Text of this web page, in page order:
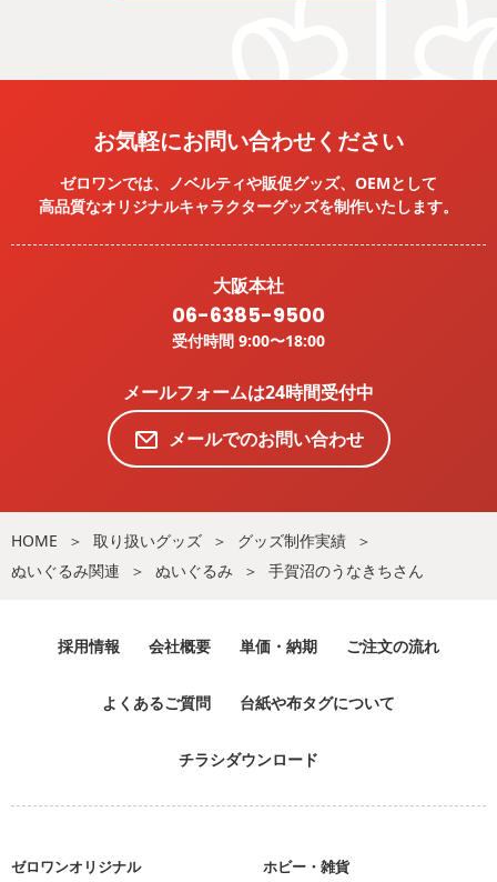
お気軽にお問い合わせください
ゼロワンでは、ノベルティや販促グッズ、OEMとして
高品質なオリジナルキャラクターグッズを制作いたします。
大阪本社
06-6385-9500
受付時間 9:00〜18:00
メールフォームは24時間受付中
メールでのお問い合わせ
HOME 取り扱いグッズ
グッズ制作実績
ぬいぐるみ関連
ぬいぐるみ 手賀沼のうなきちさん
採用情報 会社概要 単価・納期 ご注文の流れ
よくあるご質問 台紙や布タグについて
チラシダウンロード
ゼロワンオリジナル ホビー・雑貨